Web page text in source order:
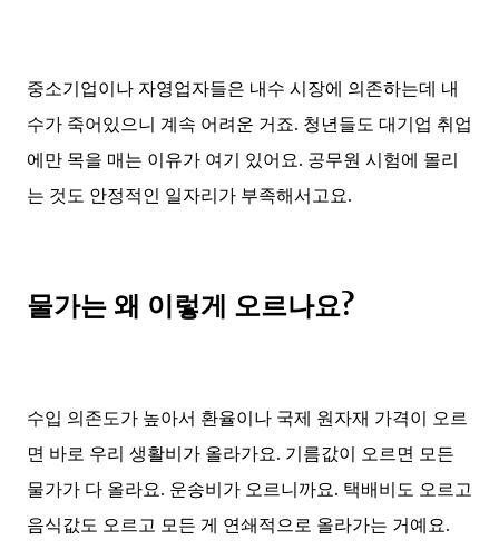
중소기업이나 자영업자들은 내수 시장에 의존하는데 내
수가 죽어있으니 계속 어려운 거죠. 청년들도 대기업 취업
에만 목을 매는 이유가 여기 있어요. 공무원 시험에 몰리
는 것도 안정적인 일자리가 부족해서고요.
물가는 왜 이렇게 오르나요?
수입 의존도가 높아서 환율이나 국제 원자재 가격이 오르
면 바로 우리 생활비가 올라가요. 기름값이 오르면 모든
물가가 다 올라요. 운송비가 오르니까요. 택배비도 오르고
음식값도 오르고 모든 게 연쇄적으로 올라가는 거예요.